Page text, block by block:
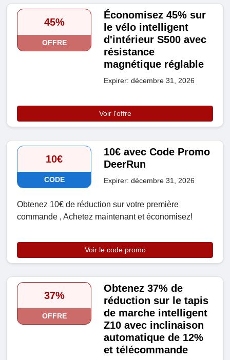
45%
OFFRE
Économisez 45% sur
le vélo intelligent
d'intérieur S500 avec
résistance
magnétique réglable
Expirer: décembre 31, 2026
Voir l'offre
10€
CODE
10€ avec Code Promo
DeerRun
Expirer: décembre 31, 2026
Obtenez 10€ de réduction sur votre première
commande , Achetez maintenant et économisez!
Voir le code promo
37%
OFFRE
Obtenez 37% de
réduction sur le tapis
de marche intelligent
Z10 avec inclinaison
automatique de 12%
et télécommande